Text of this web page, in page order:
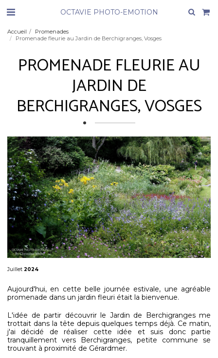
OCTAVIE PHOTO-EMOTION
Accueil
Promenades
Promenade fleurie au Jardin de Berchigranges, Vosges
PROMENADE FLEURIE AU
JARDIN DE
BERCHIGRANGES, VOSGES
Juillet 2024
Aujourd'hui, en cette belle journée estivale, une agréable
promenade dans un jardin fleuri était la bienvenue.
L'idée de partir découvrir le Jardin de Berchigranges me
trottait dans la tête depuis quelques temps déjà. Ce matin,
j'ai décidé de réaliser cette idée et suis donc partie
tranquillement vers Berchigranges, petite commune se
trouvant à proximité de Gérardmer.